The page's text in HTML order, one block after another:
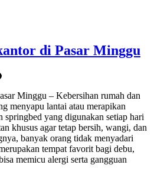
di Pasar Minggu
Minggu – Kebersihan rumah dan
menyapu lantai atau merapikan
springbed yang digunakan setiap hari
khusus agar tetap bersih, wangi, dan
banyak orang tidak menyadari
tempat favorit bagi debu,
memicu alergi serta gangguan